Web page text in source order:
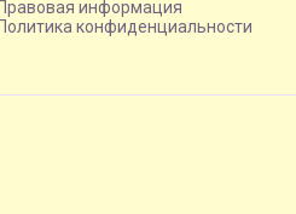
информация
конфиденциальности